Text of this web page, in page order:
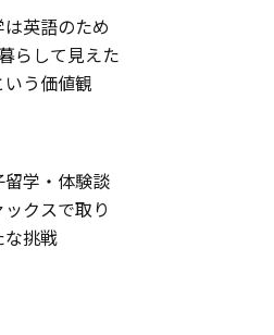
英語のため
らして見えた
いう価値観
留学・体験談
ックスで取り
な挑戦